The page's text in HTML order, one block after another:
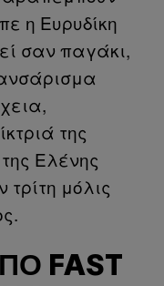
η Ευρυδίκη
σαν παγάκι,
της
Ελένης
μόλις
FAST